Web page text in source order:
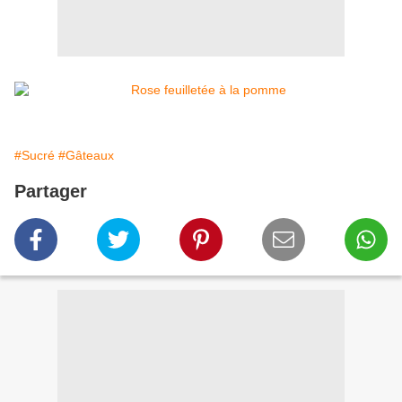
#Sucré #Gâteaux
Partager